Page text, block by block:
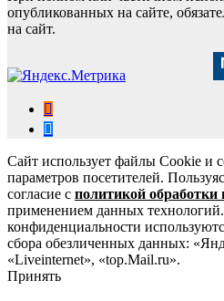
опубликованных на сайте,
на сайт.
Сайт использует файлы Cookie и
параметров посетителей.
согласие с политикой
применением данных
конфиденциальности
сбора обезличенных данных:
«Liveinternet», «top.Mail.ru».
Принять